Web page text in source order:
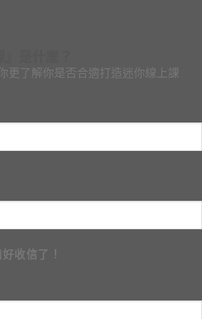
更了解你是否合適打造迷你線上課
收信了！